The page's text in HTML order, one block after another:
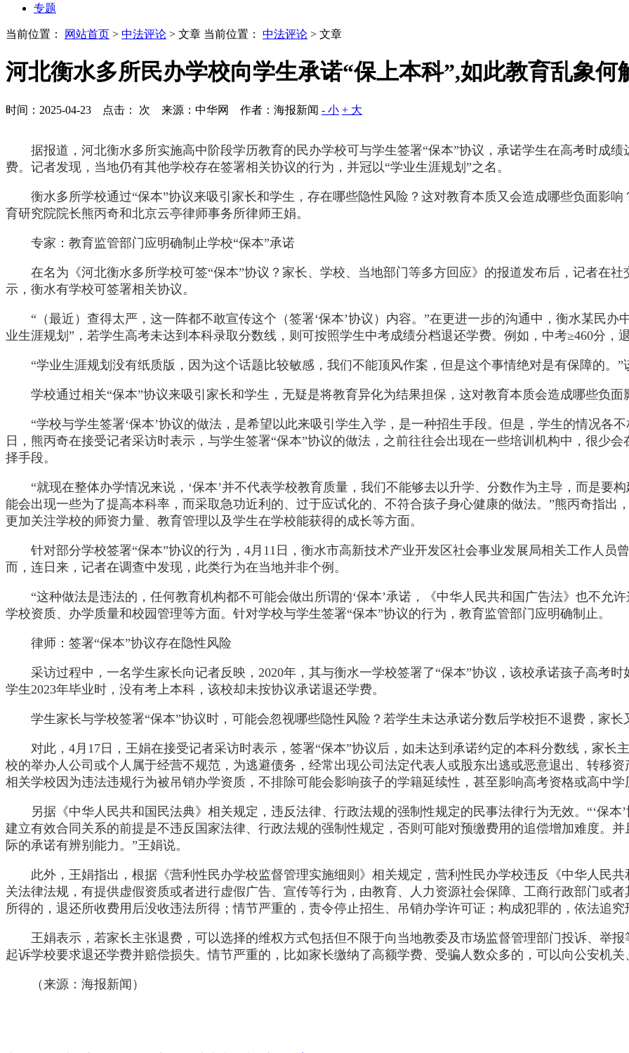
专题
当前位置： 网站首页 > 中法评论 > 文章 当前位置： 中法评论 > 文章
河北衡水多所民办学校向学生承诺“保上本科”,如此教育乱象何
时间：2025-04-23 点击： 次 来源：中华网 作者：海报新闻 - 小 + 大
据报道， 河北衡水多所实施高中阶段学历教育的民办学校可与学生签署“保本”协议，承诺学生在高考时成
费。记者发现，当地仍有其他学校存在签署相关协议的行为，并冠以“学业生涯规划”之名。
衡水多所学校通过“保本”协议来吸引家长和学生，存在哪些隐性风险？这对教育本质又会造成哪些负面影
育研究院院长熊丙奇和北京云亭律师事务所律师王娟。
专家：教育监管部门应明确制止学校“保本”承诺
在名为《河北衡水多所学校可签“保本”协议？家长、学校、当地部门等多方回应》的报道发布后，记者在
示，衡水有学校可签署相关协议。
“（最近）查得太严，这一阵都不敢宣传这个（签署‘保本’协议）内容。”在更进一步的沟通中，衡水某民
业生涯规划”，若学生高考未达到本科录取分数线，则可按照学生中考成绩分档退还学费。例如，中考≥460分，
“学业生涯规划没有纸质版，因为这个话题比较敏感，我们不能顶风作案，但是这个事情绝对是有保障的。”
学校通过相关“保本”协议来吸引家长和学生，无疑是将教育异化为结果担保，这对教育本质会造成哪些负面
“学校与学生签署‘保本’协议的做法，是希望以此来吸引学生入学，是一种招生手段。但是，学生的情况各
日，熊丙奇在接受记者采访时表示，与学生签署“保本”协议的做法，之前往往会出现在一些培训机构中，很少
择手段。
“就现在整体办学情况来说，‘保本’并不代表学校教育质量，我们不能够去以升学、分数作为主导，而是要
能会出现一些为了提高本科率，而采取急功近利的、过于应试化的、不符合孩子身心健康的做法。”熊丙奇指出
更加关注学校的师资力量、教育管理以及学生在学校能获得的成长等方面。
针对部分学校签署“保本”协议的行为，4月11日，衡水市高新技术产业开发区社会事业发展局相关工作人员
而，连日来，记者在调查中发现，此类行为在当地并非个例。
“这种做法是违法的，任何教育机构都不可能会做出所谓的‘保本’承诺，《中华人民共和国广告法》也不允
学校资质、办学质量和校园管理等方面。针对学校与学生签署“保本”协议的行为，教育监管部门应明确制止。
律师：签署“保本”协议存在隐性风险
采访过程中，一名学生家长向记者反映，2020年，其与衡水一学校签署了“保本”协议，该校承诺孩子高考
学生2023年毕业时，没有考上本科，该校却未按协议承诺退还学费。
学生家长与学校签署“保本”协议时，可能会忽视哪些隐性风险？若学生未达承诺分数后学校拒不退费，家长
对此，4月17日，王娟在接受记者采访时表示，签署“保本”协议后，如未达到承诺约定的本科分数线，家长
校的举办人公司或个人属于经营不规范，为逃避债务，经常出现公司法定代表人或股东出逃或恶意退出、转移
相关学校因为违法违规行为被吊销办学资质，不排除可能会影响孩子的学籍延续性，甚至影响高考资格或高中学
另据《中华人民共和国民法典》相关规定，违反法律、行政法规的强制性规定的民事法律行为无效。“‘保
建立有效合同关系的前提是不违反国家法律、行政法规的强制性规定，否则可能对预缴费用的追偿增加难度。
际的承诺有辨别能力。”王娟说。
此外，王娟指出，根据《营利性民办学校监督管理实施细则》相关规定，营利性民办学校违反《中华人民
关法律法规，有提供虚假资质或者进行虚假广告、宣传等行为，由教育、人力资源社会保障、工商行政部门或
所得的，退还所收费用后没收违法所得；情节严重的，责令停止招生、吊销办学许可证；构成犯罪的，依法追究
王娟表示，若家长主张退费，可以选择的维权方式包括但不限于向当地教委及市场监督管理部门投诉、举
起诉学校要求退还学费并赔偿损失。情节严重的，比如家长缴纳了高额学费、受骗人数众多的，可以向公安机
（来源：海报新闻）